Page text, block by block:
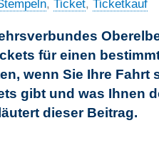
, Ticket, Ticketkauf
für einen
wenn Sie Ihre Fahrt
gibt und was Ihnen
dieser Beitrag.